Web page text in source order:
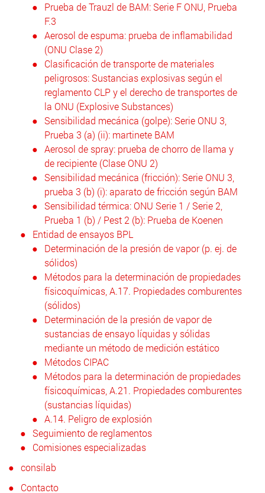
Prueba de Trauzl de BAM: Serie F ONU, Prueba
F.3
Aerosol de espuma: prueba de inflamabilidad
(ONU Clase 2)
Clasificación de transporte de materiales
peligrosos: Sustancias explosivas según el
reglamento CLP y el derecho de transportes de
la ONU (Explosive Substances)
Sensibilidad mecánica (golpe): Serie ONU 3,
Prueba 3 (a) (ii): martinete BAM
Aerosol de spray: prueba de chorro de llama y
de recipiente (Clase ONU 2)
Sensibilidad mecánica (fricción): Serie ONU 3,
prueba 3 (b) (i): aparato de fricción según BAM
Sensibilidad térmica: ONU Serie 1 / Serie 2,
Prueba 1 (b) / Pest 2 (b): Prueba de Koenen
Entidad de ensayos BPL
Determinación de la presión de vapor (p. ej. de
sólidos)
Métodos para la determinación de propiedades
físicoquímicas, A.17. Propiedades comburentes
(sólidos)
Determinación de la presión de vapor de
sustancias de ensayo líquidas y sólidas
mediante un método de medición estático
Métodos CIPAC
Métodos para la determinación de propiedades
físicoquímicas, A.21. Propiedades comburentes
(sustancias líquidas)
A.14. Peligro de explosión
Seguimiento de reglamentos
Comisiones especializadas
consilab
Contacto